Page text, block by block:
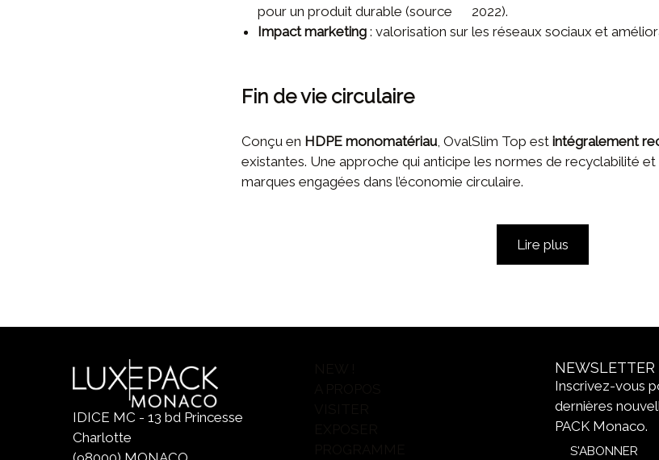
pour un produit durable (source 2022).
Impact marketing : valorisation sur les réseaux sociaux et
Fin de vie circulaire
Conçu en HDPE monomatériau , OvalSlim Top est intégralement
existantes. Une approche qui anticipe les normes de recyclabilité
marques engagées dans l’économie circulaire.
Lire plus
IDICE MC - 13 bd Princesse
Charlotte
NEWSLETTER
Inscrivez-vous
dernières
PACK Monaco.
S'ABONNER